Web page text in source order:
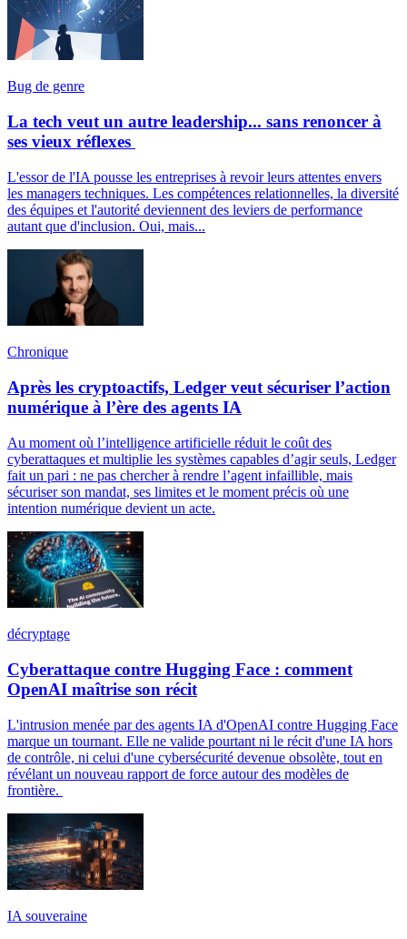
Bug de genre
La tech veut un autre leadership... sans renoncer à
ses vieux réflexes
L'essor de l'IA pousse les entreprises à revoir leurs attentes envers
les managers techniques. Les compétences relationnelles, la diversité
des équipes et l'autorité deviennent des leviers de performance
autant que d'inclusion. Oui, mais...
Chronique
Après les cryptoactifs, Ledger veut sécuriser l’action
numérique à l’ère des agents IA
Au moment où l’intelligence artificielle réduit le coût des
cyberattaques et multiplie les systèmes capables d’agir seuls, Ledger
fait un pari : ne pas chercher à rendre l’agent infaillible, mais
sécuriser son mandat, ses limites et le moment précis où une
intention numérique devient un acte.
décryptage
Cyberattaque contre Hugging Face : comment
OpenAI maîtrise son récit
L'intrusion menée par des agents IA d'OpenAI contre Hugging Face
marque un tournant. Elle ne valide pourtant ni le récit d'une IA hors
de contrôle, ni celui d'une cybersécurité devenue obsolète, tout en
révélant un nouveau rapport de force autour des modèles de
frontière.
IA souveraine